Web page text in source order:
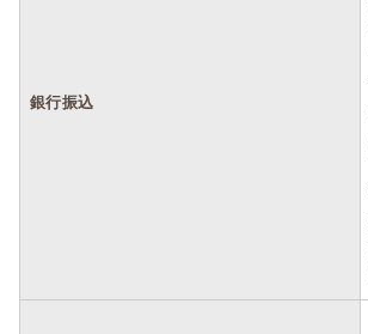
銀行振込